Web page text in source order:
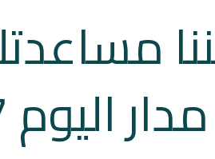
اليوم 24/7.